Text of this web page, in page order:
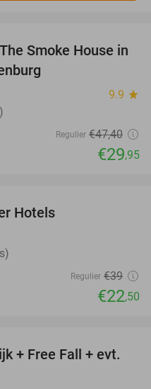
37%
Smoke House in
9.9 star
Regulier €47,40
€29,95
Hotels
Regulier €39
€22,50
30%
+ Free Fall + evt.